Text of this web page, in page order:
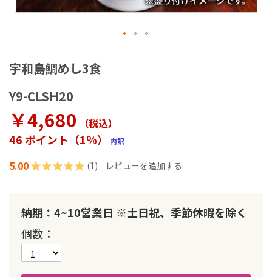
宇和島鯛めし3食
Y9-CLSH20
￥4,680 （税込）
46 ポイント（1％） 内訳
評価:
5.00 (1) レビューを追加する
納期：4~10営業日 ※土日祝、季節休暇を除く
個数
メ
ー
ギ
ラ
リ
ー
最
移
動
す
る